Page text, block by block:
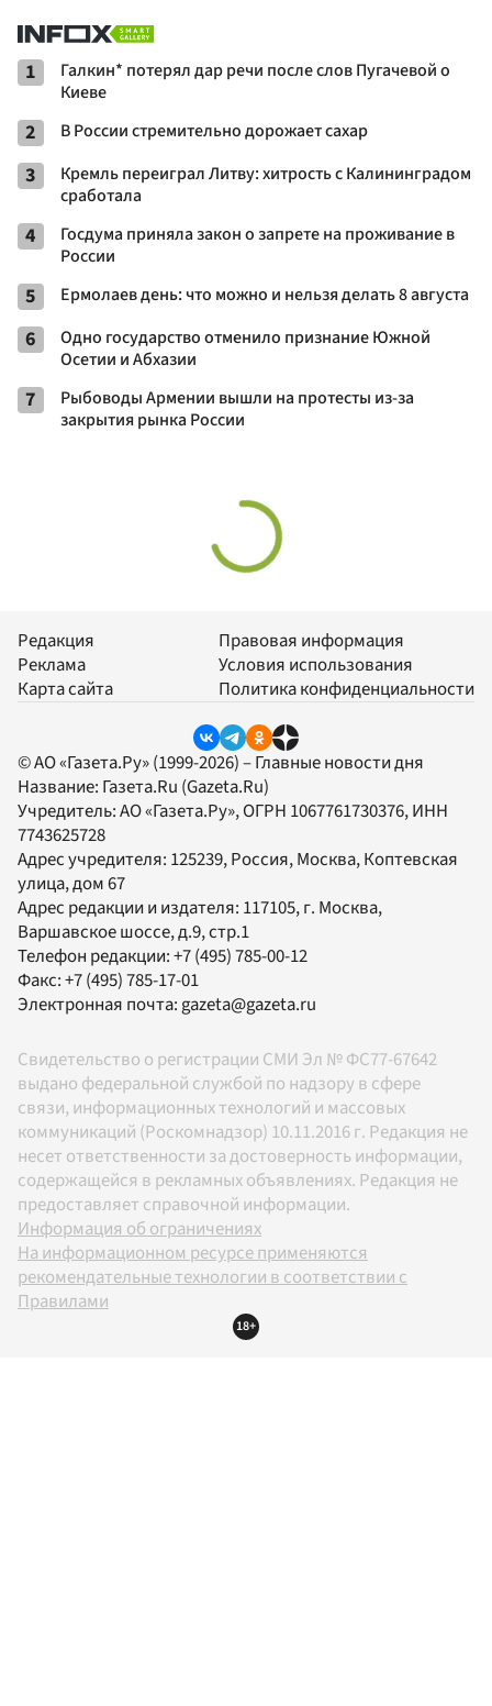
1
Галкин* потерял дар речи после слов Пугачевой о
Киеве
2 В России стремительно дорожает сахар
3
Кремль переиграл Литву: хитрость с Калининградом
сработала
4
Госдума приняла закон о запрете на проживание в
России
5 Ермолаев день: что можно и нельзя делать 8 августа
6
Одно государство отменило признание Южной
Осетии и Абхазии
7
Рыбоводы Армении вышли на протесты из-за
закрытия рынка России
Редакция
Реклама
Карта сайта
Правовая информация
Условия использования
Политика конфиденциальности
© АО «Газета.Ру» (1999-2026) – Главные новости дня
Название: Газета.Ru (Gazeta.Ru)
Учредитель:АО «Газета.Ру», ОГРН 1067761730376, ИНН
7743625728
Адрес учредителя: 125239, Россия, Москва, Коптевская
улица, дом 67
Адрес редакции и издателя: 117105, г. Москва,
Варшавское шоссе, д.9, стр.1
Телефон редакции:+7 (495) 785-00-12
Факс:+7 (495) 785-17-01
Электронная почта: gazeta@gazeta.ru
Свидетельство о регистрации СМИ Эл № ФС77-67642
выдано федеральной службой по надзору в сфере
связи, информационных технологий и массовых
коммуникаций (Роскомнадзор) 10.11.2016 г. Редакция не
несет ответственности за достоверность информации,
содержащейся в рекламных объявлениях. Редакция не
предоставляет справочной информации.
Информация об ограничениях
На информационном ресурсе применяются
рекомендательные технологии в соответствии с
Правилами
18+